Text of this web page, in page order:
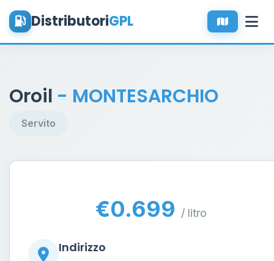
DistributoriGPL
Oroil - MONTESARCHIO
Servito
€0.699 / litro
Indirizzo